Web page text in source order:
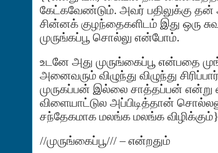
கேட்கவேண்டும். அவர் பதிலுக்கு
சின்னக் குழந்தைகளிடம் இது ஒரு
முருங்கப்பூ சொல்லு என்போம்.
உடனே அது முருங்கைப்பூ என்பதை
அனைவரும் விழுந்து விழுந்து
முருகப்பன் இல்லை சாத்தப்பன் என்று
விளையாட்டுல அப்பிடித்தான்
சந்தேகமாக மலங்க மலங்க
//முருங்கைப்பூ/// – என்றதும்